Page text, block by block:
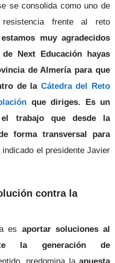
se consolida como uno de
frente al reto
muy agradecidos
Next Educación hayas
de Almería para que
de la Cátedra del Reto
que diriges. Es un
trabajo que desde la
forma transversal para
indicado el presidente Javier
contra la
es aportar soluciones al
la generación de